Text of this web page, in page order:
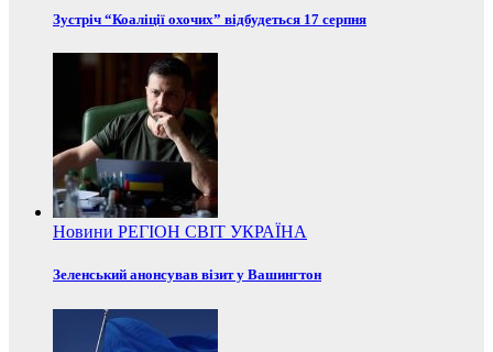
Зустріч “Коаліції охочих” відбудеться 17 серпня
Новини РЕГІОН СВІТ УКРАЇНА
Зеленський анонсував візит у Вашингтон